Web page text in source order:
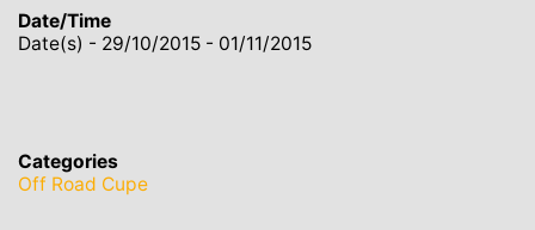
Date/Time
Date(s) - 29/10/2015 - 01/11/2015
Categories
Off Road Cupe